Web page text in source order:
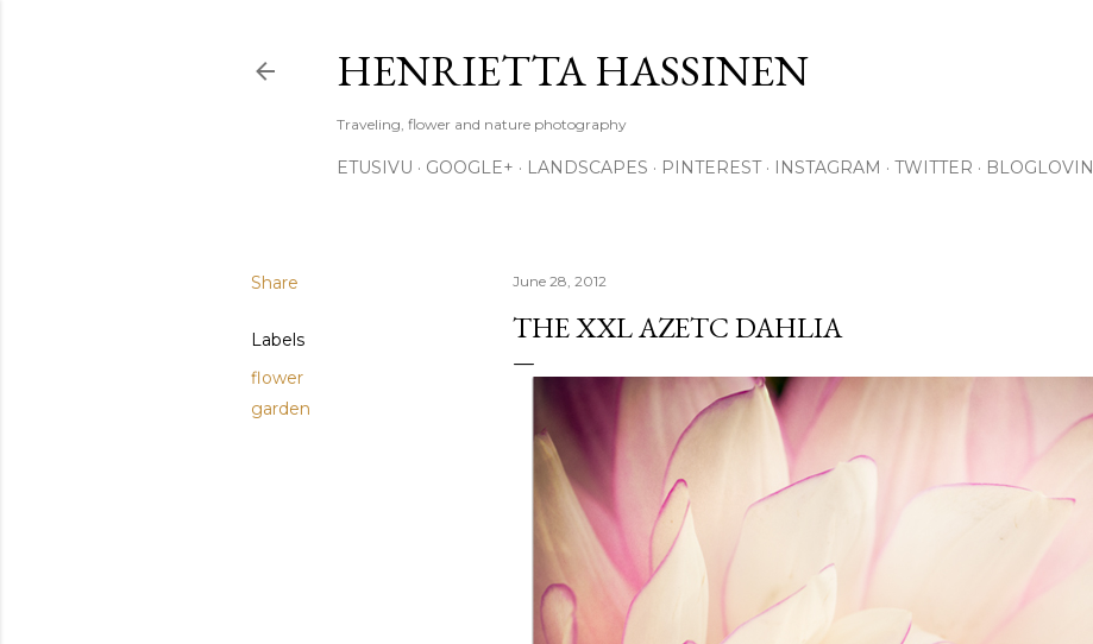
HENRIETTA HASSINEN
Traveling, flower and nature photography
ETUSIVU GOOGLE+ LANDSCAPES PINTEREST INSTAGRAM TWITTER BLOGLOVIN
Share
Labels
flower
garden
June 28, 2012
THE XXL AZETC DAHLIA